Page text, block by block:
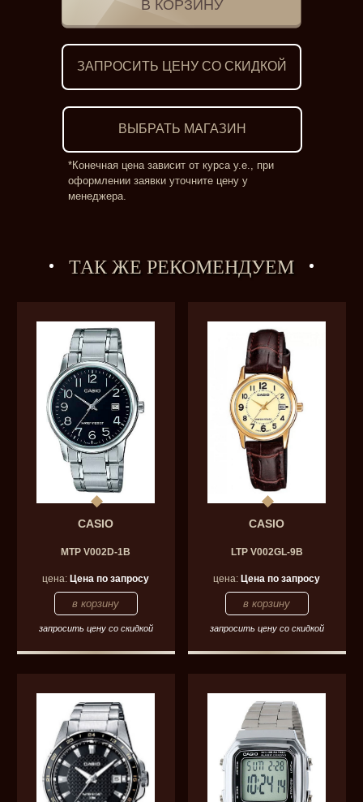
ЗАПРОСИТЬ ЦЕНУ СО СКИДКОЙ
ВЫБРАТЬ МАГАЗИН
*Конечная цена зависит от курса у.е., при
оформлении заявки уточните цену у
менеджера.
ТАК ЖЕ РЕКОМЕНДУЕМ
CASIO
MTP V002D-1B
цена:Цена по запросу
запросить цену со скидкой
CASIO
LTP V002GL-9B
цена:Цена по запросу
запросить цену со скидкой